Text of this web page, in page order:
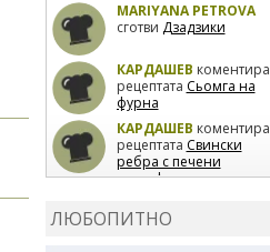
MARIYANA PETROVA
сготви Дзадзики
КАРДАШЕВ коментира
рецептата Сьомга на
фурна
КАРДАШЕВ коментира
рецептата Свински
ребра с печени
картофи
лимон
ЛЮБОПИТНО